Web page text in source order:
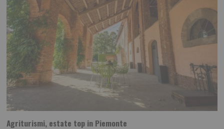
Agriturismi, estate top in Piemonte